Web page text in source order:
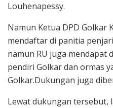
Louhenapessy.
Na­mun Ketua DPD Golkar
mendaftar di panitia
namun RU juga mendapat
pendiri Golkar dan ormas
Golkar.Dukungan juga
Lewat dukungan tersebut,